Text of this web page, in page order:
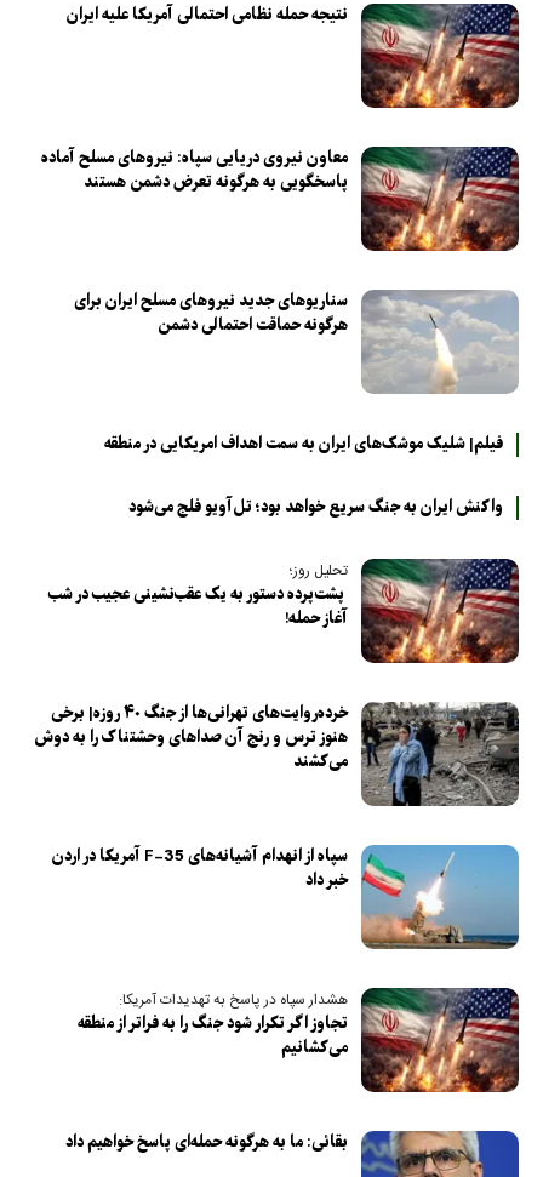
نتیجه حمله نظامی احتمالی آمریکا علیه ایران
معاون نیروی دریایی سپاه: نیروهای مسلح آماده
پاسخگویی به هرگونه تعرض دشمن هستند
سناریوهای جدید نیروهای مسلح ایران برای
هرگونه حماقت احتمالی دشمن
فیلم| شلیک موشک‌های ایران به سمت اهداف امریکایی در منطقه
واکنش ایران به جنگ سریع خواهد بود؛ تل‌آویو فلج می‌شود
تحلیل روز؛
پشت‌پرده دستور به یک عقب‌نشینی عجیب در شب
آغاز حمله!
خرده‌روایت‌های تهرانی‌ها از جنگ ۴۰ روزه| برخی
هنوز ترس و رنج آن صداهای وحشتناک را به دوش
می‌کشند
سپاه از انهدام آشیانه‌های F-35 آمریکا در اردن
خبر داد
هشدار سپاه در پاسخ به تهدیدات آمریکا:
تجاوز اگر تکرار شود جنگ را به فراتر از منطقه
می‌کشانیم
بقائی: ما به هرگونه‌ حمله‌ای پاسخ خواهیم داد